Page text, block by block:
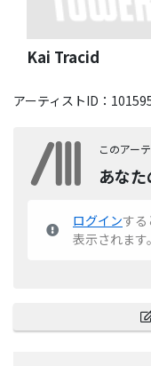
Kai Tracid
アーティストID：
このアー
あな
ログインする
表示されます。